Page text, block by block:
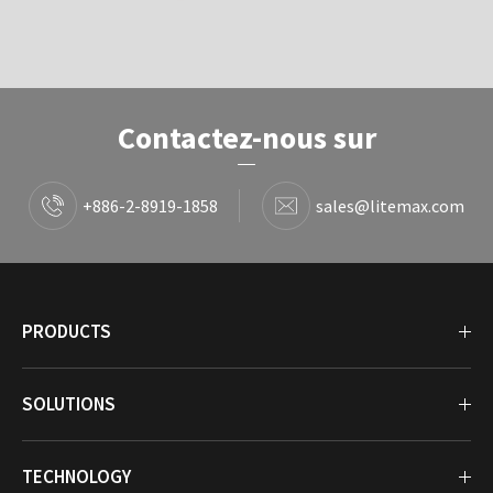
2
Contactez-nous sur
+886-2-8919-1858 sales@litemax.com
PRODUCTS
SOLUTIONS
TECHNOLOGY